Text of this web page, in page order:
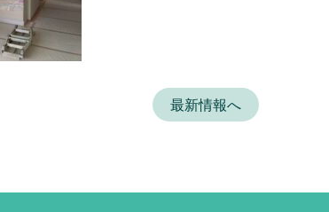
最新情報へ